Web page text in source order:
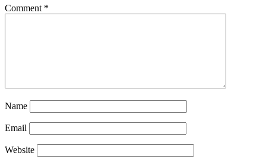
Comment *
Name
Email
Website